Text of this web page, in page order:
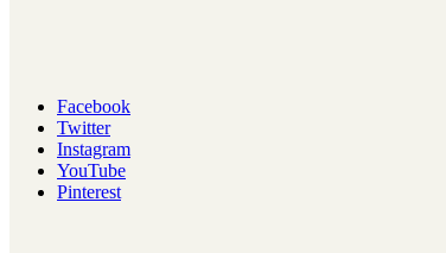
Facebook
Twitter
Instagram
YouTube
Pinterest